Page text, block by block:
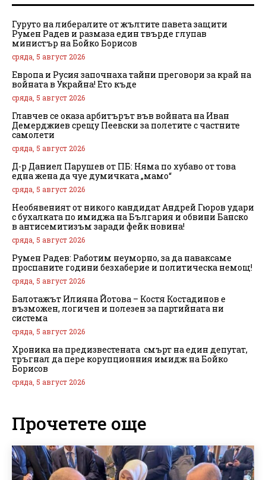
Гуруто на либералите от жълтите павета защити
Румен Радев и размаза един твърде глупав
министър на Бойко Борисов
сряда, 5 август 2026
Европа и Русия започнаха тайни преговори за край на
войната в Украйна! Ето къде
сряда, 5 август 2026
Главчев се оказа арбитърът във войната на Иван
Демерджиев срещу Пеевски за полетите с частните
самолети
сряда, 5 август 2026
Д-р Даниел Парушев от ПБ: Няма по хубаво от това
една жена да чуе думичката „мамо“
сряда, 5 август 2026
Необявеният от никого кандидат Андрей Гюров удари
с бухалката по имиджа на България и обвини Банско
в антисемитизъм заради фейк новина!
сряда, 5 август 2026
Румен Радев: Работим неуморно, за да наваксаме
проспаните години безхаберие и политическа немощ!
сряда, 5 август 2026
Балотажът Илияна Йотова – Костя Костадинов е
възможен, логичен и полезен за партийната ни
система
сряда, 5 август 2026
Хроника на предизвестената смърт на един депутат,
тръгнал да пере корупционния имидж на Бойко
Борисов
сряда, 5 август 2026
Прочетете още